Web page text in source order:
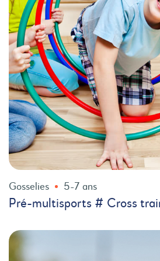
Gosselies 5-7 ans
Pré-multisports # Cross